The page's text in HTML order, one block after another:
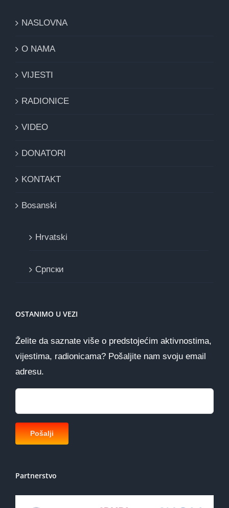
NASLOVNA
O NAMA
VIJESTI
RADIONICE
VIDEO
DONATORI
KONTAKT
Bosanski
Hrvatski
Cрпски
OSTANIMO U VEZI
Želite da saznate više o predstojećim aktivnostima,
vijestima, radionicama? Pošaljite nam svoju email
adresu.
Partnerstvo